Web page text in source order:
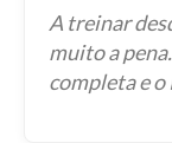
A treinar
muito a
completa e o